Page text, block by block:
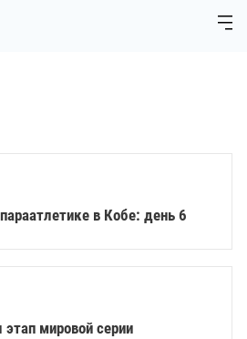
в Кобе: день 6
мировой серии